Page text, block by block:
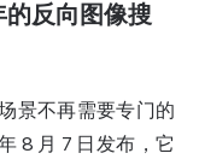
反向图像搜
景不再需要专门的
8 月 7 日发布，它